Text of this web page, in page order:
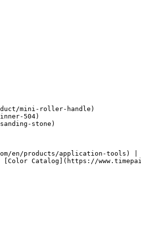
mini-roller-handle)
504)
stone)
en/products/application-tools) |